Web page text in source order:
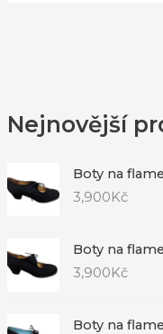
Nejnovější
Boty na
3,900Kč
Boty na
3,900Kč
Boty na